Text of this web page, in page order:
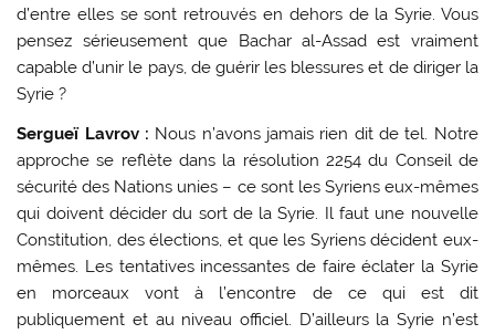
d’entre elles se sont retrouvés en dehors de la Syrie. Vous
pensez sérieusement que Bachar al-Assad est vraiment
capable d’unir le pays, de guérir les blessures et de diriger la
Syrie ?
Sergueï Lavrov : Nous n’avons jamais rien dit de tel. Notre
approche se reflète dans la résolution 2254 du Conseil de
sécurité des Nations unies – ce sont les Syriens eux-mêmes
qui doivent décider du sort de la Syrie. Il faut une nouvelle
Constitution, des élections, et que les Syriens décident eux-
mêmes. Les tentatives incessantes de faire éclater la Syrie
en morceaux vont à l’encontre de ce qui est dit
publiquement et au niveau officiel. D’ailleurs la Syrie n’est